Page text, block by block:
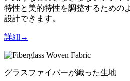
特性と美的特性を調整するための
設計できます。
詳細→
グラスファイバーが織った生地